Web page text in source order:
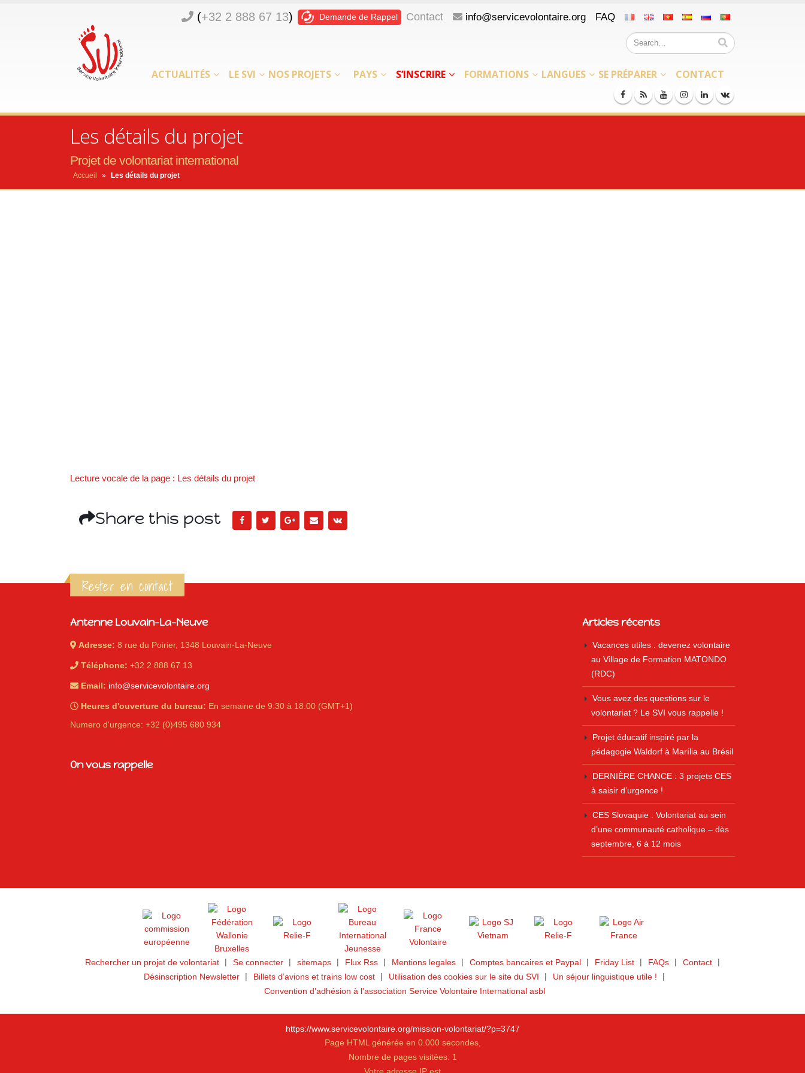
(+32 2 888 67 13) Demande de Rappel Contact info@servicevolontaire.org FAQ
ACTUALITÉS LE SVI NOS PROJETS PAYS S’INSCRIRE FORMATIONS LANGUES SE PRÉPARER CONTACT
Les détails du projet
Projet de volontariat international
Accueil » Les détails du projet
Lecture vocale de la page : Les détails du projet
Share this post
Rester en contact
Antenne Louvain-La-Neuve
Adresse: 8 rue du Poirier, 1348 Louvain-La-Neuve
Téléphone: +32 2 888 67 13
Email: info@servicevolontaire.org
Heures d'ouverture du bureau: En semaine de 9:30 à 18:00 (GMT+1)
Numero d'urgence: +32 (0)495 680 934
On vous rappelle
Articles récents
Vacances utiles : devenez volontaire
au Village de Formation MATONDO
(RDC)
Vous avez des questions sur le
volontariat ? Le SVI vous rappelle !
Projet éducatif inspiré par la
pédagogie Waldorf à Marília au Brésil
DERNIÈRE CHANCE : 3 projets CES
à saisir d’urgence !
CES Slovaquie : Volontariat au sein
d’une communauté catholique – dès
septembre, 6 à 12 mois
Rechercher un projet de volontariat Se connecter sitemaps Flux Rss Mentions legales Comptes bancaires et Paypal Friday List FAQs
Contact
Désinscription Newsletter
Billets d’avions et trains low cost Utilisation des cookies sur le site du SVI
Un séjour linguistique utile !
Convention d’adhésion à l’association Service Volontaire International asbl
https://www.servicevolontaire.org/mission-volontariat/?p=3747
Page HTML générée en 0.000 secondes,
Nombre de pages visitées: 1